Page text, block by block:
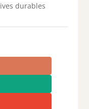
durables